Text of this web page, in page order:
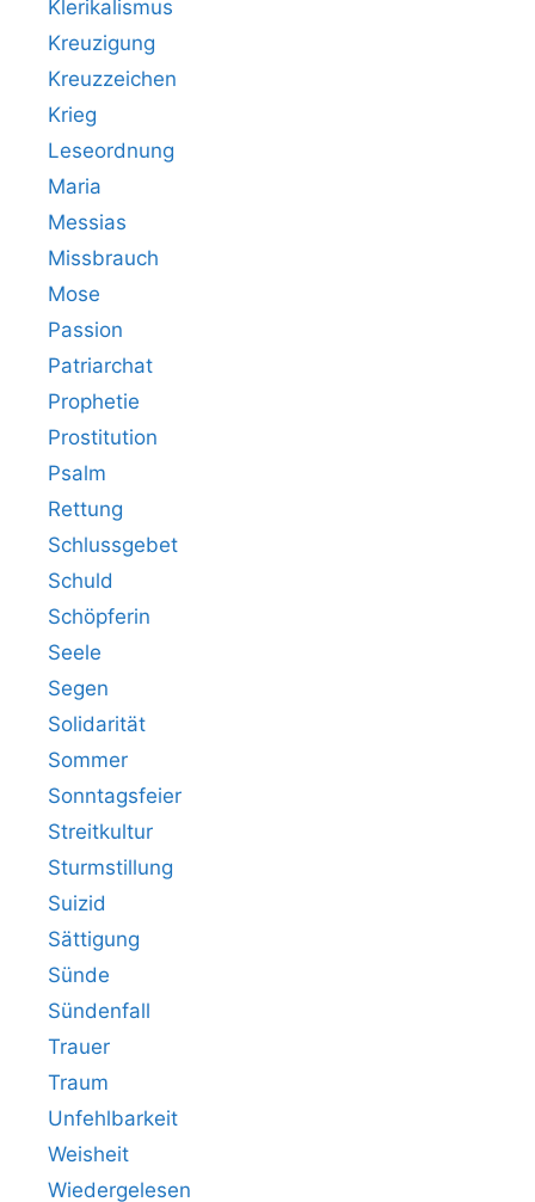
Klerikalismus
Kreuzigung
Kreuzzeichen
Krieg
Leseordnung
Maria
Messias
Missbrauch
Mose
Passion
Patriarchat
Prophetie
Prostitution
Psalm
Rettung
Schlussgebet
Schuld
Schöpferin
Seele
Segen
Solidarität
Sommer
Sonntagsfeier
Streitkultur
Sturmstillung
Suizid
Sättigung
Sünde
Sündenfall
Trauer
Traum
Unfehlbarkeit
Weisheit
Wiedergelesen